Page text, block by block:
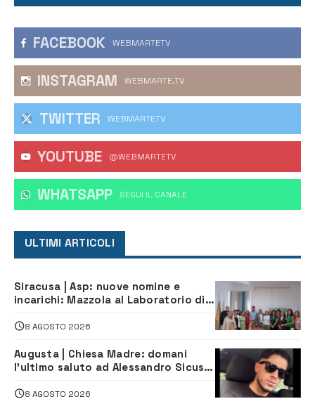
FACEBOOK WEBMARTETV
INSTAGRAM WEBMARTE.TV
TWITTER WEBMARTETV
YOUTUBE @WEBMARTETV
WHATSAPP ‎SEGUI IL CANALE
ULTIMI ARTICOLI
Siracusa | Asp: nuove nomine e
incarichi: Mazzola al Laboratorio di
Servizio Legale
8 AGOSTO 2026
Augusta | Chiesa Madre: domani
l’ultimo saluto ad Alessandro Sicuso,
8 AGOSTO 2026